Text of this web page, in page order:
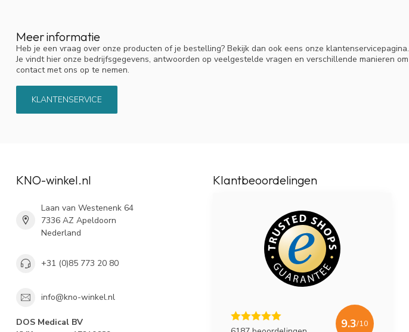
Meer informatie
Heb je een vraag over onze producten of je bestelling? Bekijk dan ook eens onze klantenservicepagina.
Je vindt hier onze bedrijfsgegevens, antwoorden op veelgestelde vragen en verschillende manieren om
contact met ons op te nemen.
KLANTENSERVICE
KNO-winkel.nl
Laan van Westenenk 64
7336 AZ Apeldoorn
Nederland
+31 (0)85 773 20 80
info@kno-winkel.nl
DOS Medical BV
Klantbeoordelingen
9.3/10